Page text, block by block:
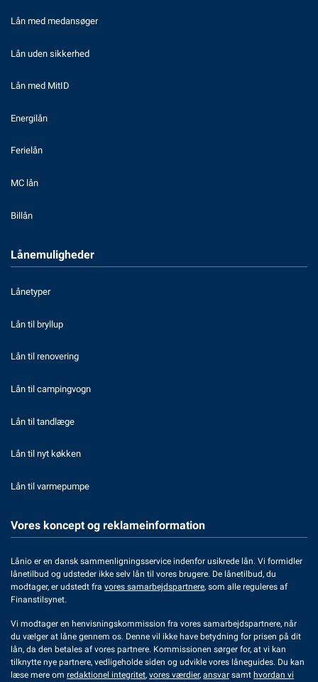
Lån med medansøger
Lån uden sikkerhed
Lån med MitID
Energilån
Ferielån
MC lån
Billån
Lånemuligheder
Lånetyper
Lån til bryllup
Lån til renovering
Lån til campingvogn
Lån til tandlæge
Lån til nyt køkken
Lån til varmepumpe
Vores koncept og reklameinformation
Lånio er en dansk sammenligningsservice indenfor usikrede lån. Vi formidler
lånetilbud og udsteder ikke selv lån til vores brugere. De lånetilbud, du
modtager, er udstedt fra vores samarbejdspartnere, som alle reguleres af
Finanstilsynet.
Vi modtager en henvisningskommission fra vores samarbejdspartnere, når
du vælger at låne gennem os. Denne vil ikke have betydning for prisen på dit
lån, da den betales af vores partnere. Kommissionen sørger for, at vi kan
tilknytte nye partnere, vedligeholde siden og udvikle vores låneguides. Du kan
læse mere om redaktionel integritet, vores værdier, ansvar samt hvordan vi